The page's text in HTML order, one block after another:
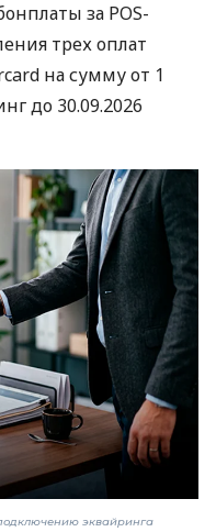
за POS-
трех оплат
на сумму от 1
до 30.09.2026
эквайринга